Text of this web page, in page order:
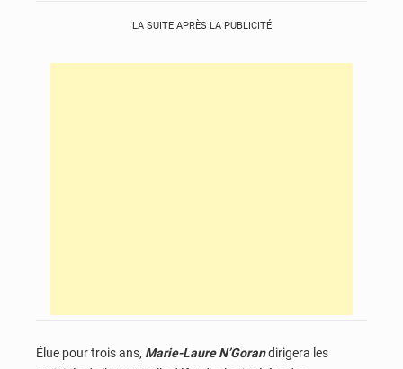
LA SUITE APRÈS LA PUBLICITÉ
Élue pour trois ans, Marie-Laure N’Gorandirigera les